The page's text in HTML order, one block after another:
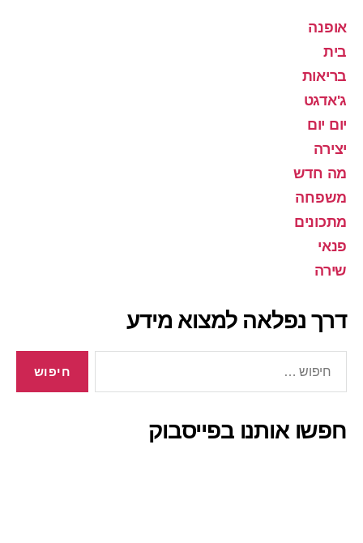
אופנה
בית
בריאות
ג'אדגט
יום יום
יצירה
מה חדש
משפחה
מתכונים
פנאי
שירה
דרך נפלאה למצוא מידע
חפשו אותנו בפייסבוק